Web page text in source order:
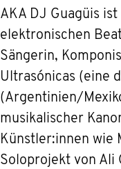
AKA DJ Guagüis
elektronischen
Sängerin,
Ultrasónicas (eine
(Argentinien/
musikalischer
Künstler:innen wie
Soloprojekt von Ali